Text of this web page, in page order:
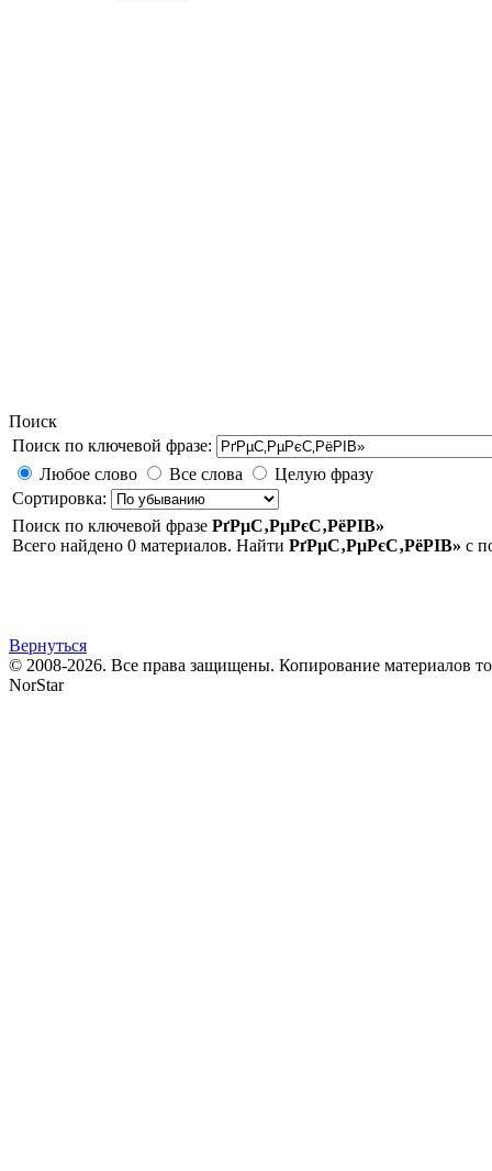
Поиск
Поиск по ключевой фразе:
Любое слово
Все слова
Целую фразу
Сортировка:
Поиск по ключевой фразе РґРµС‚РµРєС‚РёРІВ»
Всего найдено 0 материалов. Найти РґРµС‚РµРєС‚РёРІВ» с
Вернуться
© 2008-2026. Все права защищены. Копирование материалов
NorStar